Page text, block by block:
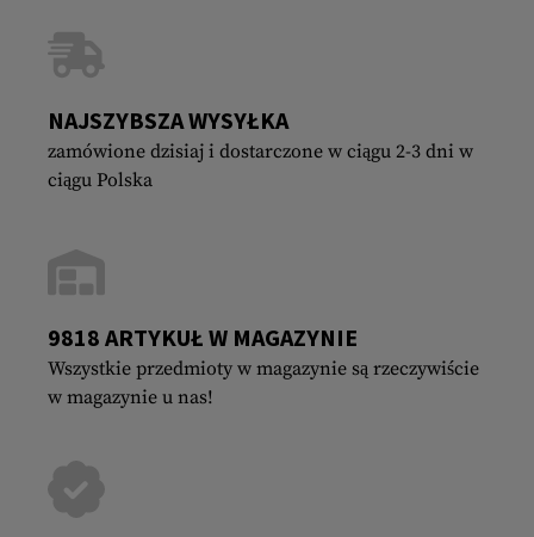
NAJSZYBSZA WYSYŁKA
zamówione dzisiaj i dostarczone w ciągu 2-3 dni w
ciągu Polska
9818 ARTYKUŁ W MAGAZYNIE
Wszystkie przedmioty w magazynie są rzeczywiście
w magazynie u nas!